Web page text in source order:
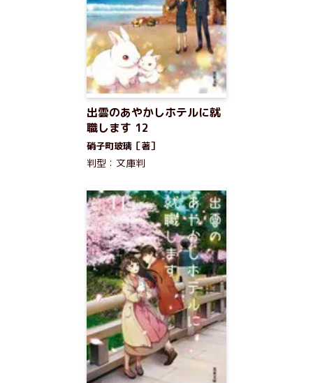
出雲のあやかしホテルに就
職します 12
硝子町玻璃［著］
判型：文庫判